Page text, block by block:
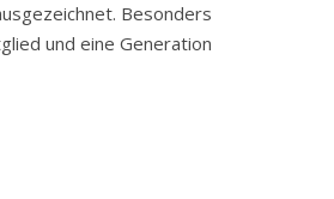
Besonders
und eine Generation